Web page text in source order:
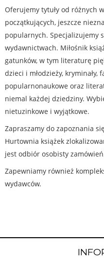
Oferujemy tytuły od różnych
początkujących, jeszcze
popularnych. Specjalizujemy
wydawnictwach. Miłośnik
gatunków, w tym literaturę
dzieci i młodzieży, kryminały,
popularnonaukowe oraz
niemal każdej dziedziny.
nietuzinkowe i wyjątkowe.
Zapraszamy do zapoznania
Hurtownia książek
jest odbiór osobisty
Zapewniamy również
wydawców.